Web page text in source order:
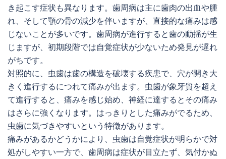
き起こす症状も異なります。歯周病は主に歯肉の出血や腫
れ、そして顎の骨の減少を伴いますが、直接的な痛みは感
じないことが多いです。歯周病が進行すると歯の動揺が生
じますが、初期段階では自覚症状が少ないため発見が遅れ
がちです。
対照的に、虫歯は歯の構造を破壊する疾患で、穴が開き大
きく進行するにつれて痛みが出ます。虫歯が象牙質を超え
て進行すると、痛みを感じ始め、神経に達するとその痛み
はさらに強くなります。はっきりとした痛みがでるため、
虫歯に気づきやすいという特徴があります。
痛みがあるかどうかにより、虫歯は自覚症状が明らかで対
処がしやすい一方で、歯周病は症状が目立たず、気付かぬ